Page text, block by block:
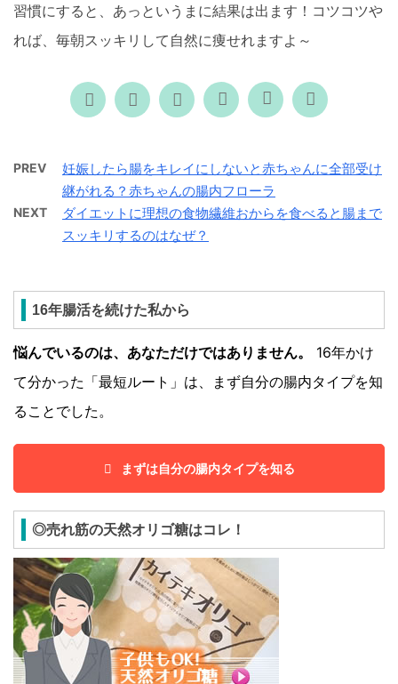
習慣にすると、あっというまに結果は出ます！コツコツや
れば、毎朝スッキリして自然に痩せれますよ～
PREV
妊娠したら腸をキレイにしないと赤ちゃんに全部受け
継がれる？赤ちゃんの腸内フローラ
NEXT
ダイエットに理想の食物繊維おからを食べると腸まで
スッキリするのはなぜ？
16年腸活を続けた私から
悩んでいるのは、あなただけではありません。
16年かけ
て分かった「最短ルート」は、まず自分の腸内タイプを知
ることでした。
まずは自分の腸内タイプを知る
◎売れ筋の天然オリゴ糖はコレ！